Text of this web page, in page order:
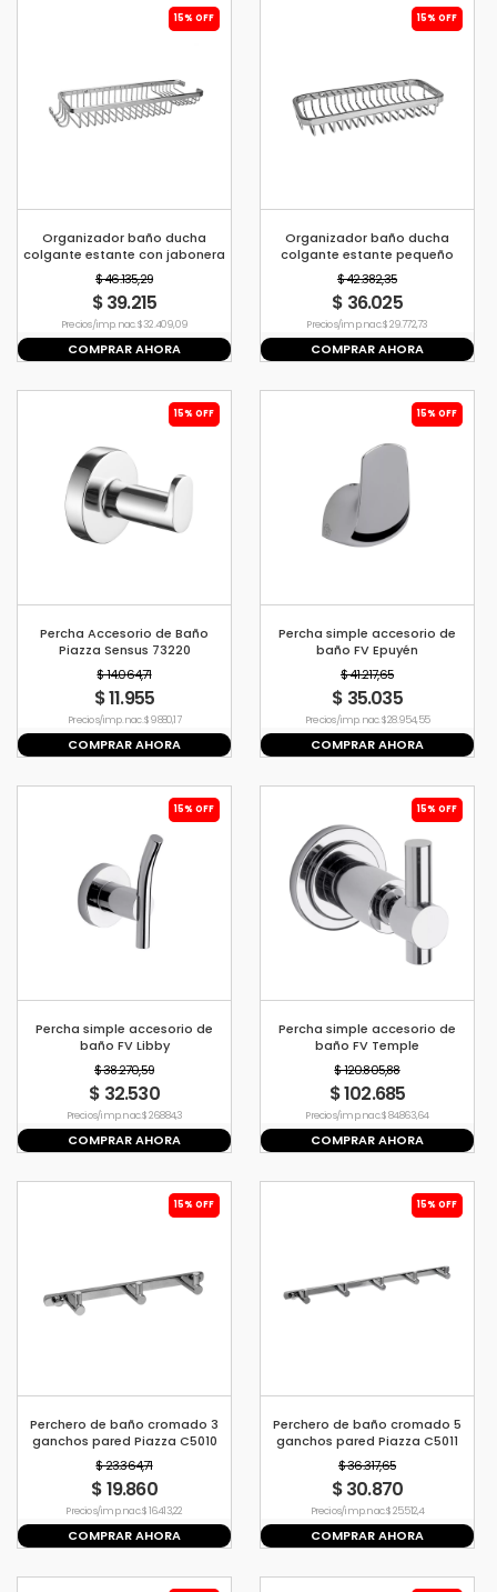
15% OFF
Organizador baño ducha
colgante estante con jabonera
Piazza
$ 46.135,29
$ 39.215
Precio s/imp. nac. $ 32.409,09
COMPRAR AHORA
15% OFF
Organizador baño ducha
colgante estante pequeño
Piazza
$ 42.382,35
$ 36.025
Precio s/imp. nac. $ 29.772,73
COMPRAR AHORA
15% OFF
Percha Accesorio de Baño
Piazza Sensus 73220
$ 14.064,71
$ 11.955
Precio s/imp. nac. $ 9880,17
COMPRAR AHORA
15% OFF
Percha simple accesorio de
baño FV Epuyén
$ 41.217,65
$ 35.035
Precio s/imp. nac. $ 28.954,55
COMPRAR AHORA
15% OFF
Percha simple accesorio de
baño FV Libby
$ 38.270,59
$ 32.530
Precio s/imp. nac. $ 26.884,3
COMPRAR AHORA
15% OFF
Percha simple accesorio de
baño FV Temple
$ 120.805,88
$ 102.685
Precio s/imp. nac. $ 84.863,64
COMPRAR AHORA
15% OFF
Perchero de baño cromado 3
ganchos pared Piazza C5010
$ 23.364,71
$ 19.860
Precio s/imp. nac. $ 16.413,22
COMPRAR AHORA
15% OFF
Perchero de baño cromado 5
ganchos pared Piazza C5011
$ 36.317,65
$ 30.870
Precio s/imp. nac. $ 25.512,4
COMPRAR AHORA